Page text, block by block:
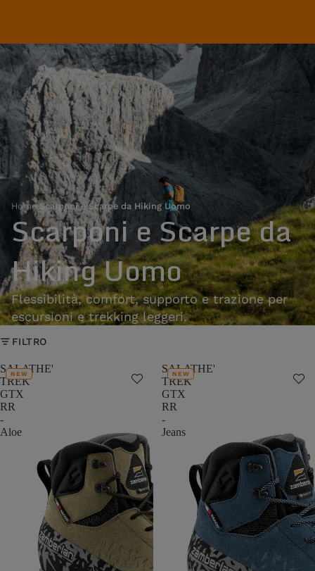
Home›Scarponi e Scarpe da Hiking Uomo
Scarponi e Scarpe da
Hiking Uomo
Flessibilità, comfort, supporto e trazione per
escursioni e trekking leggeri.
FILTRO
SALATHE'
TREK
GTX
RR
-
Aloe
NEW
SALATHE'
TREK
GTX
RR
-
Jeans
NEW